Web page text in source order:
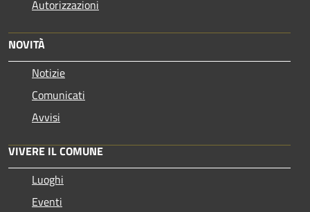
Autorizzazioni
NOVITÀ
Notizie
Comunicati
Avvisi
VIVERE IL COMUNE
Luoghi
Eventi